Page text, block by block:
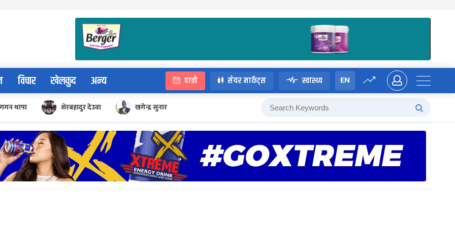
विचार खेलकुद अन्य पात्रो सेयर मार्केट्स स्वास्थ्य EN
गगन थापा शेरबहादुर देउवा खगेन्द्र सुनार